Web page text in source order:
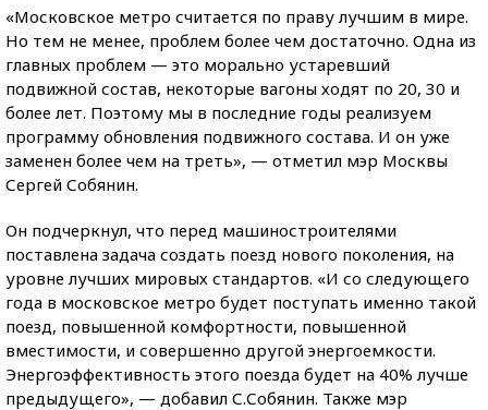
«Московское метро считается по праву лучшим в мире.
Но тем не менее, проблем более чем достаточно. Одна из
главных проблем — это морально устаревший
подвижной состав, некоторые вагоны ходят по 20, 30 и
более лет. Поэтому мы в последние годы реализуем
программу обновления подвижного состава. И он уже
заменен более чем на треть», — отметил мэр Москвы
Сергей Собянин.
Он подчеркнул, что перед машиностроителями
поставлена задача создать поезд нового поколения, на
уровне лучших мировых стандартов. «И со следующего
года в московское метро будет поступать именно такой
поезд, повышенной комфортности, повышенной
вместимости, и совершенно другой энергоемкости.
Энергоэффективность этого поезда будет на 40% лучше
предыдущего», — добавил С.Собянин. Также мэр